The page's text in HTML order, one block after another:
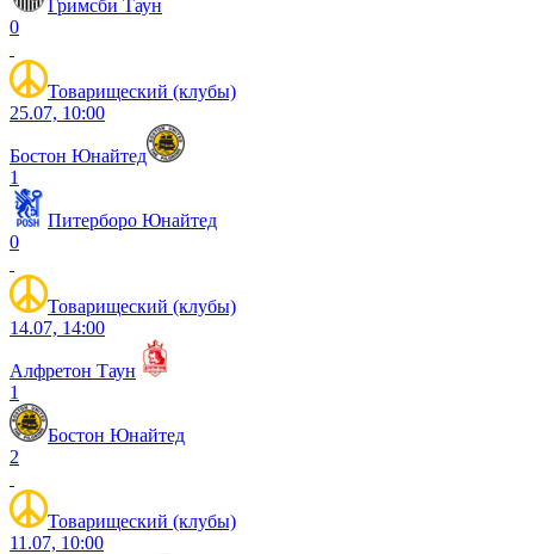
Гримсби Таун
0
Товарищеский (клубы)
25.07, 10:00
Бостон Юнайтед
1
Питерборо Юнайтед
0
Товарищеский (клубы)
14.07, 14:00
Алфретон Таун
1
Бостон Юнайтед
2
Товарищеский (клубы)
11.07, 10:00